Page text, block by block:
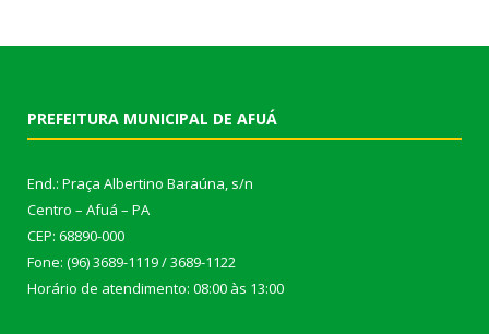
PREFEITURA MUNICIPAL DE AFUÁ
End.: Praça Albertino Baraúna, s/n
Centro – Afuá – PA
CEP: 68890-000
Fone: (96) 3689-1119 / 3689-1122
Horário de atendimento: 08:00 às 13:00